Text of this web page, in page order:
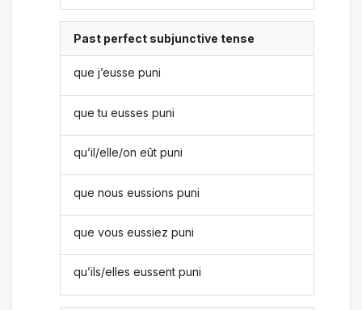
Past perfect subjunctive tense
que j’eusse puni
que tu eusses puni
qu’il/elle/on eût puni
que nous eussions puni
que vous eussiez puni
qu’ils/elles eussent puni